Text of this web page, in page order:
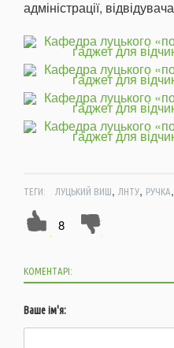
адміністрації,
ТЕГИ: ЛУЦЬКИЙ ВИШ, ЛНТУ, РУЧКА,
8
КОМЕНТАРІ:
Ваше ім'я: